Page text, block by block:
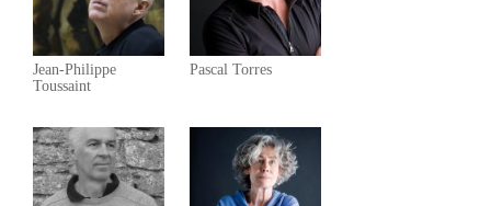
Jean-Philippe
Toussaint
Pascal Torres